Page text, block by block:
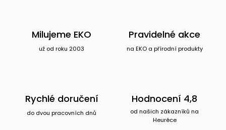
Milujeme EKO
už od roku 2003
Pravidelné akce
na EKO a přírodní produkty
Rychlé doručení
do dvou pracovních dnů
Hodnocení 4,8
od našich zákazníků na
Heuréce